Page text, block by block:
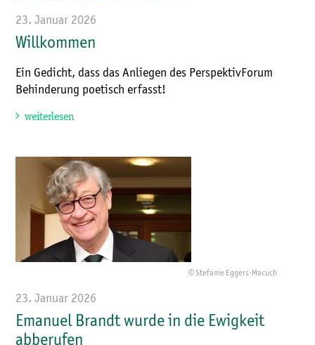
23. Januar 2026
Willkommen
Ein Gedicht, dass das Anliegen des PerspektivForum
Behinderung poetisch erfasst!
weiterlesen
© Stefanie Eggers-Macuch
23. Januar 2026
Emanuel Brandt wurde in die Ewigkeit
abberufen